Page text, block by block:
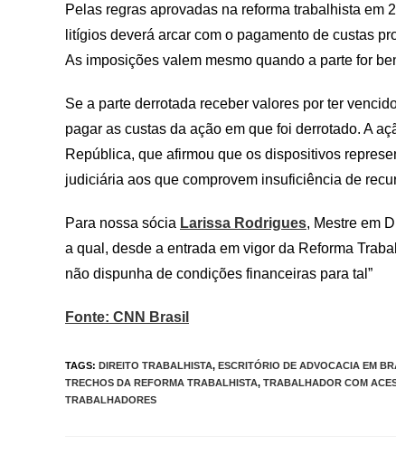
Pelas regras aprovadas na reforma trabalhista em
litígios deverá arcar com o pagamento de custas
As imposições valem mesmo quando a parte for
Se a parte derrotada receber valores por ter
pagar as custas da ação em que foi derrotado. A
República, que afirmou que os dispositivos
judiciária aos que comprovem insuficiência de
Para nossa sócia Larissa Rodrigues, Mestre em
a qual, desde a entrada em vigor da Reforma
não dispunha de condições financeiras para tal”
Fonte: CNN Brasil
TAGS: DIREITO TRABALHISTA, ESCRITÓRIO DE ADVOCACIA EM
TRECHOS DA REFORMA TRABALHISTA, TRABALHADOR COM
TRABALHADORES